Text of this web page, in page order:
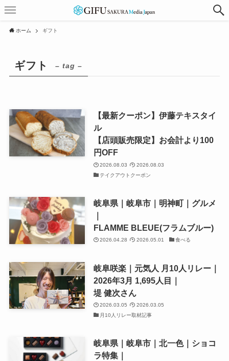
ホーム ギフト
ギフト – tag –
【最新クーポン】伊藤テキスタイ
ル
【店頭販売限定】お会計より100
円OFF
2026.08.03
2026.08.03
テイクアウトクーポン
岐阜県｜岐阜市｜明神町｜グルメ
｜
FLAMME BLEUE(フラムブルー)
2026.04.28 2026.05.01 食べる
岐阜咲楽｜元気人 月10人リレー｜
2026年3月 1,695人目｜
堤 健次さん
2026.03.05
2026.03.05
月10人リレー取材記事
岐阜県｜岐阜市｜北一色｜ショコ
ラ特集｜